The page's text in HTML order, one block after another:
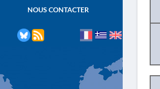
NOUS CONTACTER